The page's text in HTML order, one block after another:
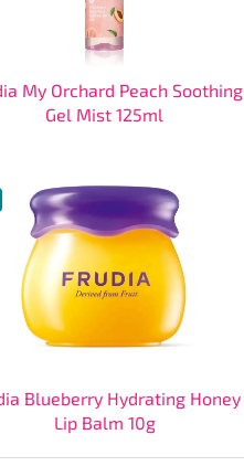
My Orchard Peach Soothing
Gel Mist 125ml
Blueberry Hydrating Honey
Lip Balm 10g